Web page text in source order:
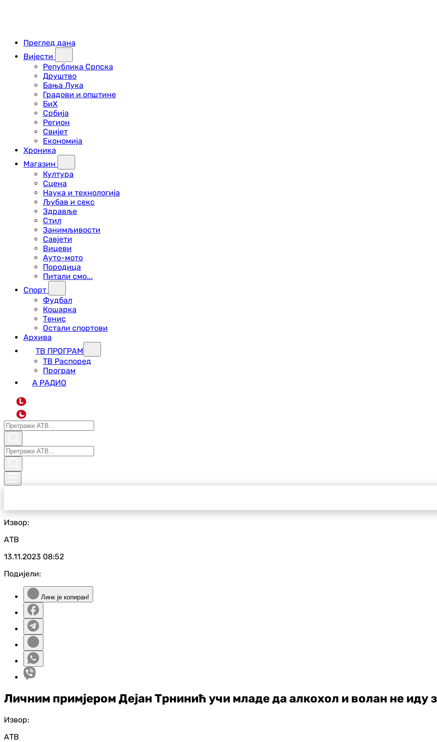
Преглед дана
Вијести
Република Српска
Друштво
Бања Лука
Градови и општине
БиХ
Србија
Регион
Свијет
Економија
Хроника
Магазин
Култура
Сцена
Наука и технологија
Љубав и секс
Здравље
Стил
Занимљивости
Савјети
Вицеви
Ауто-мото
Породица
Питали смо...
Спорт
Фудбал
Кошарка
Тенис
Остали спортови
Архива
ТВ ПРОГРАМ
ТВ Распоред
Програм
А РАДИО
L
Извор:
АТВ
13.11.2023 08:52
Подијели:
Линк је копиран!
Личним примјером Дејан Трнинић учи младе да алкохол и волан не иду
Извор:
АТВ